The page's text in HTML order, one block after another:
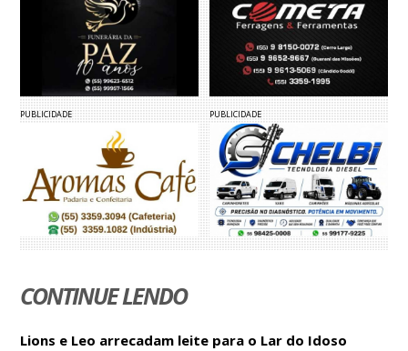
PUBLICIDADE PUBLICIDADE
CONTINUE LENDO
Lions e Leo arrecadam leite para o Lar do Idoso